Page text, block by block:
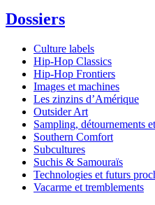
Dossiers
Culture labels
Hip-Hop Classics
Hip-Hop Frontiers
Images et machines
Les zinzins d’Amérique
Outsider Art
Sampling, détournements
Southern Comfort
Subcultures
Suchis & Samouraïs
Technologies et futurs
Vacarme et tremblements